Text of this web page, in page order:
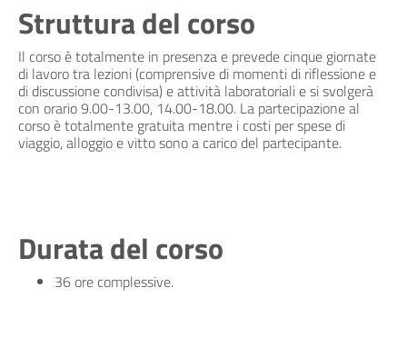
Struttura del corso
Il corso è totalmente in presenza e prevede cinque giornate
di lavoro tra lezioni (comprensive di momenti di riflessione e
di discussione condivisa) e attività laboratoriali e si svolgerà
con orario 9.00-13.00, 14.00-18.00. La partecipazione al
corso è totalmente gratuita mentre i costi per spese di
viaggio, alloggio e vitto sono a carico del partecipante.
Durata del corso
36 ore complessive.